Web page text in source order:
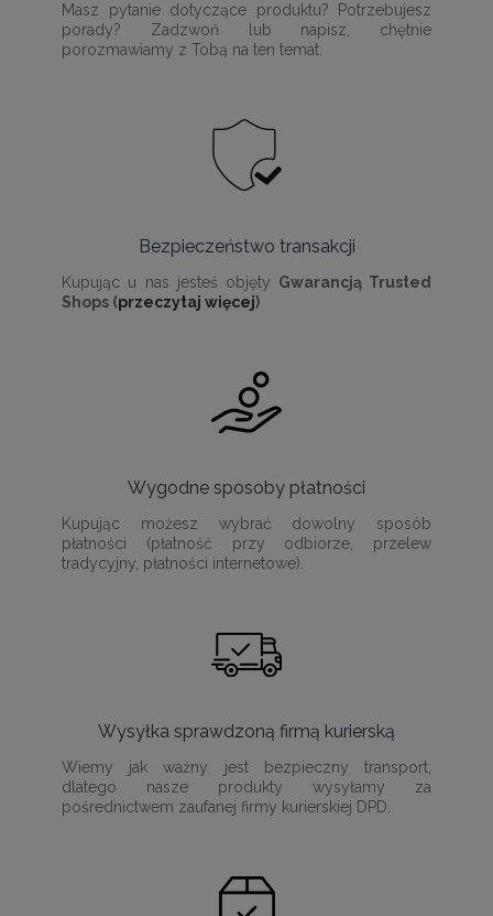
Masz pytanie dotyczące produktu? Potrzebujesz
porady? Zadzwoń lub napisz, chętnie
porozmawiamy z Tobą na ten temat.
Bezpieczeństwo transakcji
Kupując u nas jesteś objęty Gwarancją Trusted
Shops (przeczytaj więcej)
Wygodne sposoby płatności
Kupując możesz wybrać dowolny sposób
płatności (płatność przy odbiorze, przelew
tradycyjny, płatności internetowe).
Wysyłka sprawdzoną firmą kurierską
Wiemy jak ważny jest bezpieczny transport,
dlatego nasze produkty wysyłamy za
pośrednictwem zaufanej firmy kurierskiej DPD.